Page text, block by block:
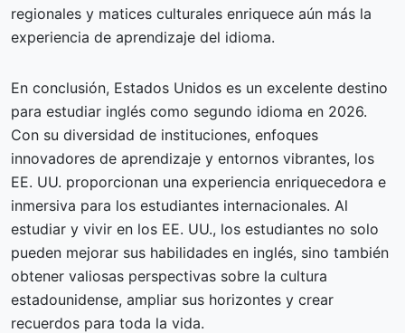
regionales y matices culturales enriquece aún más la
experiencia de aprendizaje del idioma.
En conclusión, Estados Unidos es un excelente destino
para estudiar inglés como segundo idioma en 2026.
Con su diversidad de instituciones, enfoques
innovadores de aprendizaje y entornos vibrantes, los
EE. UU. proporcionan una experiencia enriquecedora e
inmersiva para los estudiantes internacionales. Al
estudiar y vivir en los EE. UU., los estudiantes no solo
pueden mejorar sus habilidades en inglés, sino también
obtener valiosas perspectivas sobre la cultura
estadounidense, ampliar sus horizontes y crear
recuerdos para toda la vida.